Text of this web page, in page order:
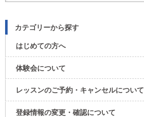
カテゴリーから探す
はじめての方へ
体験会について
レッスンのご予約・キャンセルについて​
登録情報の変更・確認について